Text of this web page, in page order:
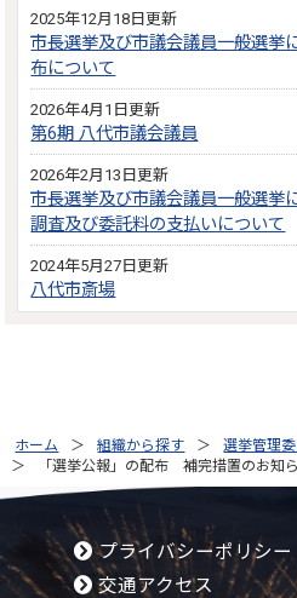
2025年12月18日更新
市長選挙及び市議会議員一般選挙
布について
2026年4月1日更新
第6期 八代市議会議員
2026年2月13日更新
市長選挙及び市議会議員一般選挙
調査及び委託料の支払いについて
2024年5月27日更新
八代市斎場
ホーム 組織から探す
選挙管理
「選挙公報」の配布 補完措置のお知
プライバシーポリシー
交通アクセス